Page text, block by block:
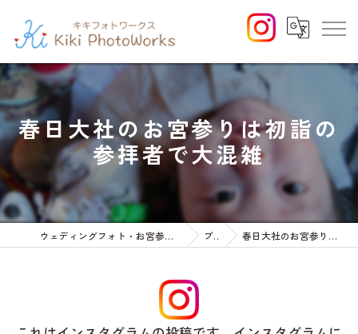
春日大社のお宮参りは初詣の
参拝者で大混雑
ウェディングフォト・お宮参りや七五三等のファミリーフォト ブログ 春日大社のお宮参りは初詣の参拝者で大混雑